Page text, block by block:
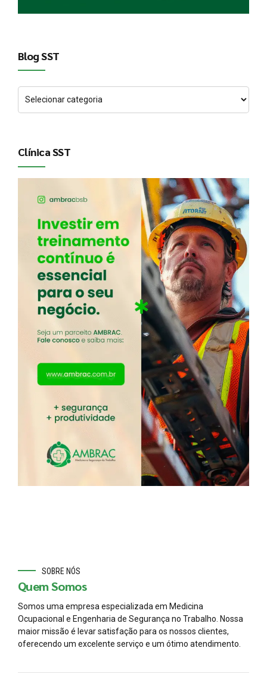
Blog SST
Clínica SST
SOBRE NÓS
Quem Somos
Somos uma empresa especializada em Medicina
Ocupacional e Engenharia de Segurança no Trabalho. Nossa
maior missão é levar satisfação para os nossos clientes,
oferecendo um excelente serviço e um ótimo atendimento.